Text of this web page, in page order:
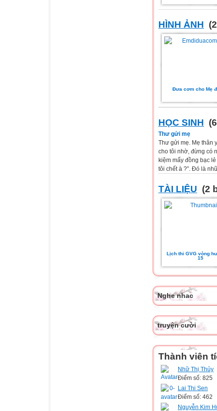
HÌNH ẢNH
Đưa cơm cho Mẹ
HỌC SINH
Thư gửi mẹ
Thư gửi mẹ. Mẹ thân
cho tôi nhờ, đừng có
kiệm mấy đồng bạc
tôi chết à ?”. Đó là
TÀI LIỆU (2
Lịch thi GVG vòng
15
Nghe nhac
truyện cười
Thành viên
Nhữ Thị Thủy
Điểm số: 825
Lai Thi Sen
Điểm số: 462
Nguyễn Kim